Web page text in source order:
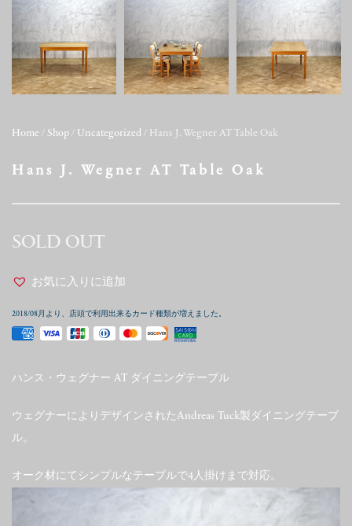
Home / Shop / Uncategorized / Hans J. Wegner AT Table Oak
Hans J. Wegner AT Table Oak
SOLD OUT
お気に入りに追加
2018/08月より、店頭で利用出来るカード種類が増えました。
ハンス・ウェグナー AT ダイニングテーブル
ウェグナーによりデザインされたAndreas Tuck製ダイニングテーブ
ル。
オーク材にてシンプルなテーブルで4人掛けまで対応。